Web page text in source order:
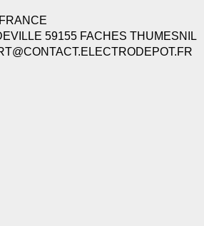
59155 FACHES THUMESNIL
preferencias o tu dispositivo y se utiliza
la información no te identifica directamente,
tu derecho a la privacidad, te damos la
de cookies para obtener más detalles sobre cada
si bloqueas ciertos tipos de cookies, tu
Más información